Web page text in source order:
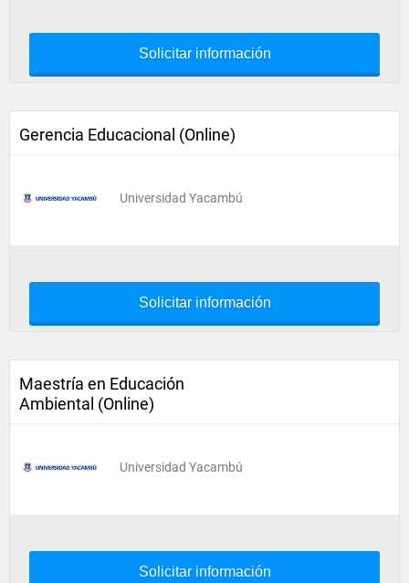
Solicitar información
Gerencia Educacional (Online)
Universidad Yacambú
Solicitar información
Maestría en Educación
Ambiental (Online)
Universidad Yacambú
Solicitar información